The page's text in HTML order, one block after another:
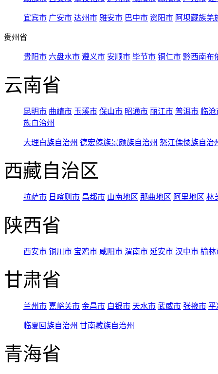
宜宾市 广安市 达州市 雅安市 巴中市 资阳市 阿坝藏族羌
贵州省
贵阳市 六盘水市 遵义市 安顺市 毕节市 铜仁市 黔西南布
云南省
昆明市 曲靖市 玉溪市 保山市 昭通市 丽江市 普洱市 临
族自治州
大理白族自治州 德宏傣族景颇族自治州 怒江傈僳族自治
西藏自治区
拉萨市 日喀则市 昌都市 山南地区 那曲地区 阿里地区 林
陕西省
西安市 铜川市 宝鸡市 咸阳市 渭南市 延安市 汉中市 榆林
甘肃省
兰州市 嘉峪关市 金昌市 白银市 天水市 武威市 张掖市 平
临夏回族自治州 甘南藏族自治州
青海省